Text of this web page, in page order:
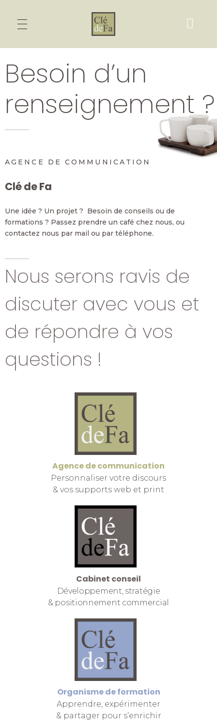
Besoin d’un
renseignement ?
AGENCE DE COMMUNICATION
Clé de Fa
Une idée ? Un projet ? Besoin de conseils ou de
formations ? Passez prendre un café chez nous, ou
contactez nous par mail ou par téléphone.
Nous serons ravis de
discuter avec vous et
de répondre à vos
questions !
Agence de communication
Personnaliser votre discours
& vos supports web et print
Cabinet conseil
Développement, stratégie
& positionnement commercial
Organisme de formation
Apprendre, expérimenter
& partager pour s’enrichir